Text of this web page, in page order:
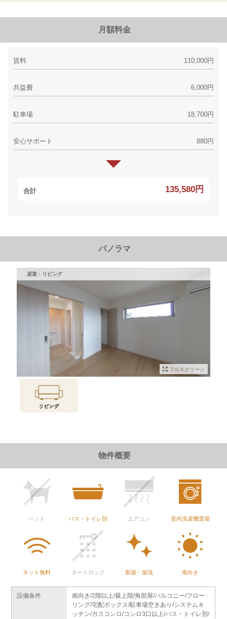
月額料金
賃料 110,000円
共益費 6,000円
駐車場 18,700円
安心サポート 880円
合計 135,580円
パノラマ
物件情報に戻る
居室・リビング
フルスクリーン
物件概要
ペット バス・トイレ別 エアコン 室内洗濯機置場
ネット無料 オートロック 新築・築浅 南向き
設備条件
南向き/2階以上/最上階/角部屋/バルコニー/フロー
リング/宅配ボックス/駐車場空きあり/システムキ
ッチン/ガスコンロ/コンロ3口以上/バス・トイレ別/